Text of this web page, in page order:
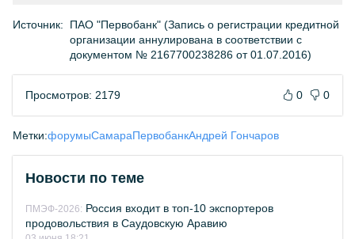
Источник:
ПАО "Первобанк" (Запись о регистрации кредитной
организации аннулирована в соответствии с
документом № 2167700238286 от 01.07.2016)
Просмотров: 2179 0 0
Метки:форумыСамараПервобанкАндрей Гончаров
Новости по теме
ПМЭФ-2026: Россия входит в топ-10 экспортеров
продовольствия в Саудовскую Аравию